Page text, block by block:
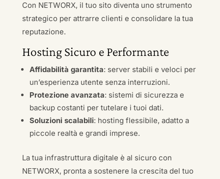
Con NETWORX, il tuo sito diventa uno strumento
strategico per attrarre clienti e consolidare la tua
reputazione.
Hosting Sicuro e Performante
Affidabilità garantita: server stabili e veloci per
un’esperienza utente senza interruzioni.
Protezione avanzata: sistemi di sicurezza e
backup costanti per tutelare i tuoi dati.
Soluzioni scalabili: hosting flessibile, adatto a
piccole realtà e grandi imprese.
La tua infrastruttura digitale è al sicuro con
NETWORX, pronta a sostenere la crescita del tuo